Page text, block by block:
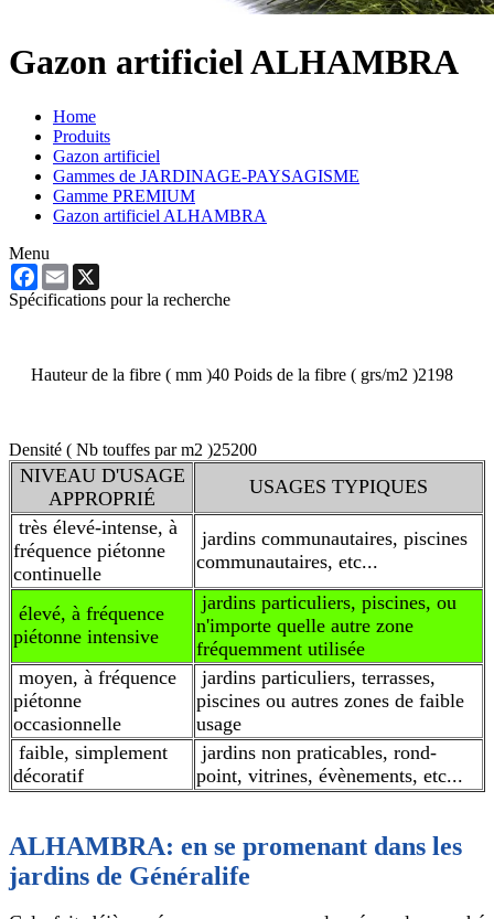
Gazon artificiel ALHAMBRA
Home
Produits
Gazon artificiel
Gammes de JARDINAGE-PAYSAGISME
Gamme PREMIUM
Gazon artificiel ALHAMBRA
Menu
Facebook
Email
Spécifications pour la recherche
Hauteur de la fibre ( mm )40 Poids de la fibre ( grs/m2 )2198
Densité ( Nb touffes par m2 )25200
NIVEAU D'USAGE
APPROPRIÉ
USAGES TYPIQUES
très élevé-intense, à
fréquence piétonne
continuelle
jardins communautaires, piscines
communautaires, etc...
élevé, à fréquence
piétonne intensive
jardins particuliers, piscines, ou
n'importe quelle autre zone
fréquemment utilisée
moyen, à fréquence
piétonne
occasionnelle
jardins particuliers, terrasses,
piscines ou autres zones de faible
usage
faible, simplement
décoratif
jardins non praticables, rond-
point, vitrines, évènements, etc...
ALHAMBRA: en se promenant dans les
jardins de Généralife